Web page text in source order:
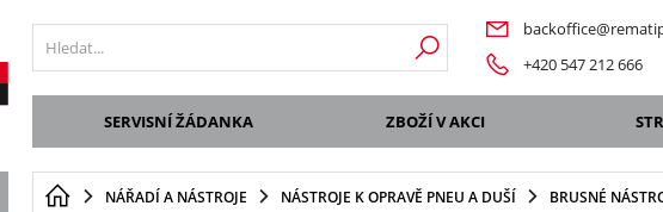
+420 547 212 666
SERVISNÍ ŽÁDANKA ZBOŽÍ V AKCI
NÁŘADÍ A NÁSTROJE NÁSTROJE K OPRAVĚ PNEU A DUŠÍ BRUSNÉ